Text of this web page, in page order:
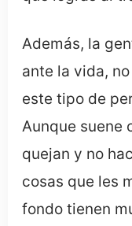
Además, la
ante la vida,
este tipo de
Aunque suene
quejan y no
cosas que les
fondo tienen